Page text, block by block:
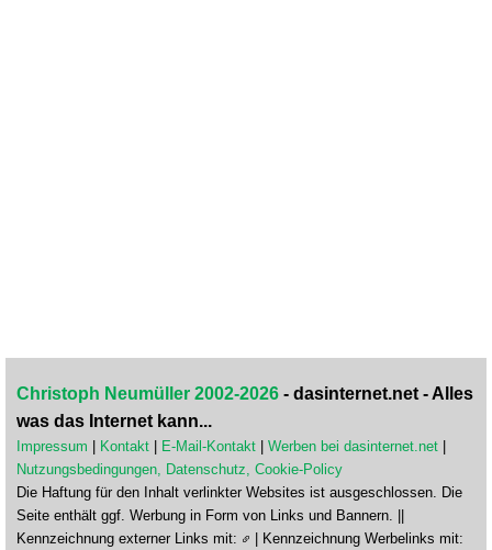
Christoph Neumüller 2002-2026 - dasinternet.net - Alles
was das Internet kann...
Impressum Kontakt E-Mail-Kontakt Werben bei dasinternet.net
Nutzungsbedingungen, Datenschutz, Cookie-Policy
Die Haftung für den Inhalt verlinkter Websites ist ausgeschlossen. Die
Seite enthält ggf. Werbung in Form von Links und Bannern. ||
Kennzeichnung externer Links mit:
| Kennzeichnung Werbelinks mit: